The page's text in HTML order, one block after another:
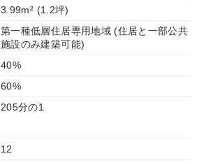
3.99m² (1.2坪)
第一種低層住居専用地域 (住居と一部公共
施設のみ建築可能)
40%
60%
205分の1
12